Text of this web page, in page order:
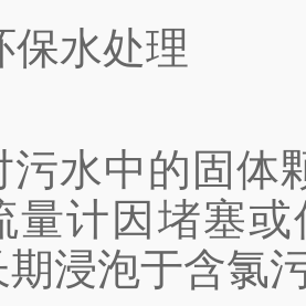
水处理
中的固体颗
量计因堵塞
期浸泡于含氯